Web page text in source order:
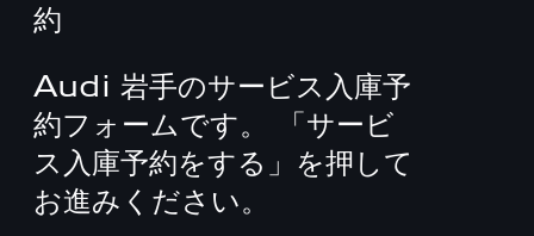
約
Audi 岩手のサービス入庫予
約フォームです。 「サービ
ス入庫予約をする」を押して
お進みください。